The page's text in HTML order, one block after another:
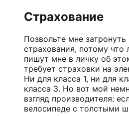
Страхование
Позвольте мне затронуть
страхования, потому что
пишут мне в личку об
требует страховки на
Ни для класса 1, ни для
класса 3. Но вот мой
взгляд производителя:
велосипеде с толстыми